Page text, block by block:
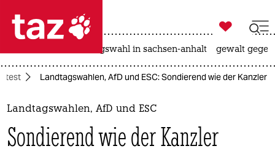
 taz zahl ich
taz zahl ich
themen
politik

taz zahl ich
landtagswahl in sachsen-anhalt gewalt
Landtagswahlen, AfD und ESC: Sondierend wie der Kanzler
Landtagswahlen, AfD und ESC
Sondierend wie der Kanzler